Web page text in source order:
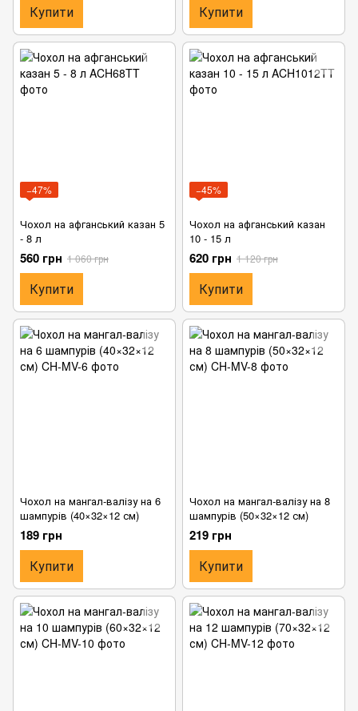
Купити Купити
−47%
Чохол на афганський казан 5
- 8 л
560 грн 1 060 грн
Купити
−45%
Чохол на афганський казан
10 - 15 л
620 грн 1 120 грн
Купити
Чохол на мангал-валізу на 6
шампурів (40×32×12 см)
189 грн
Купити
Чохол на мангал-валізу на 8
шампурів (50×32×12 см)
219 грн
Купити